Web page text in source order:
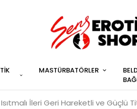
MASTÜRBATÖRLER
Isıtmalı İleri Geri Hareketli ve Güçlü